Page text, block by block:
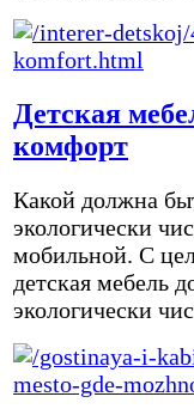
Детская
комфорт
Какой должна
экологически
мобильной. С
детская мебель
экологически